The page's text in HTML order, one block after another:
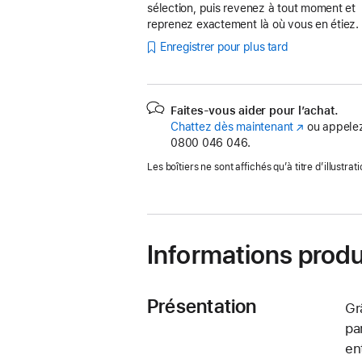
sélection, puis revenez à tout moment et
reprenez exactement là où vous en étiez.
Enregistrer pour plus tard
Faites-vous aider pour l’achat.
Chattez dès maintenant (s’ouvre
nouvelle
ou
0800 046 046.
Les boîtiers ne sont affichés qu’à titre
Informations
Présentation